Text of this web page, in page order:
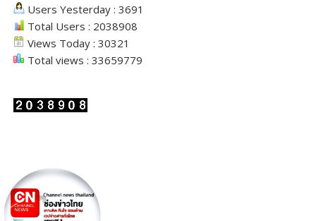
Users Yesterday : 3691
Total Users : 2038908
Views Today : 30321
Total views : 33659779